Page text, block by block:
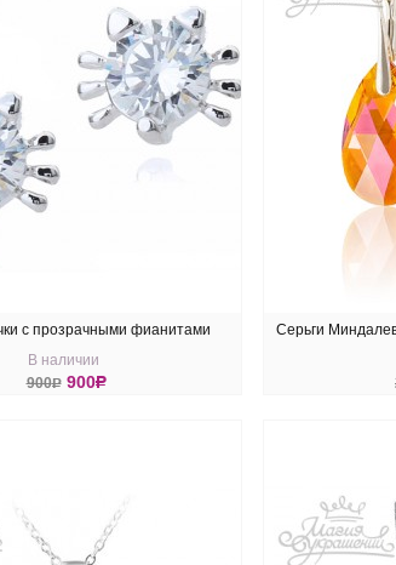
с прозрачными фианитами
В наличии
900R 900R
Серьги